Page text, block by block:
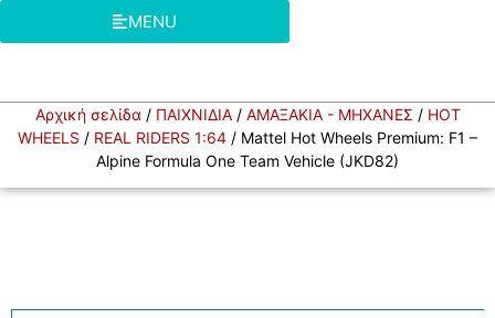
MENU
Αρχική σελίδα / ΠΑΙΧΝΙΔΙΑ/ ΑΜΑΞΑΚΙΑ - ΜΗΧΑΝΕΣ / HOT
WHEELS / REAL RIDERS 1:64 / Mattel Hot Wheels Premium: F1 –
Alpine Formula One Team Vehicle (JKD82)